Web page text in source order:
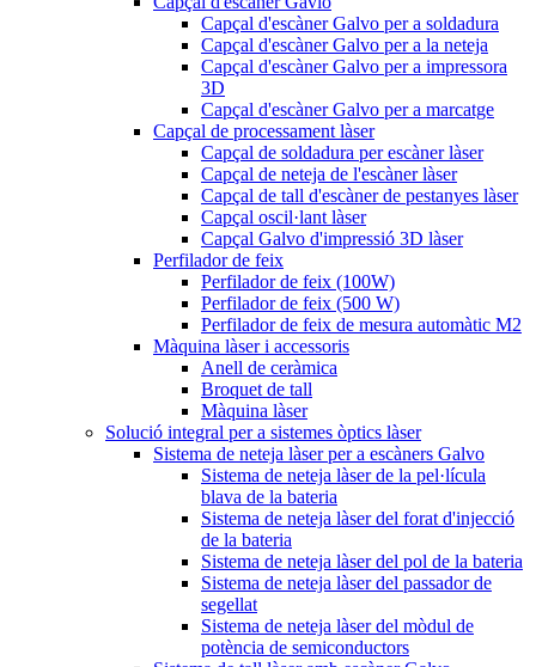
Capçal d'escàner Galvo per a soldadura
Capçal d'escàner Galvo per a la neteja
Capçal d'escàner Galvo per a impressora
3D
Capçal d'escàner Galvo per a marcatge
Capçal de processament làser
Capçal de soldadura per escàner làser
Capçal de neteja de l'escàner làser
Capçal de tall d'escàner de pestanyes làser
Capçal oscil·lant làser
Capçal Galvo d'impressió 3D làser
Perfilador de feix
Perfilador de feix (100W)
Perfilador de feix (500 W)
Perfilador de feix de mesura automàtic M2
Màquina làser i accessoris
Anell de ceràmica
Broquet de tall
Màquina làser
Solució integral per a sistemes òptics làser
Sistema de neteja làser per a escàners Galvo
Sistema de neteja làser de la pel·lícula
blava de la bateria
Sistema de neteja làser del forat d'injecció
de la bateria
Sistema de neteja làser del pol de la bateria
Sistema de neteja làser del passador de
segellat
Sistema de neteja làser del mòdul de
potència de semiconductors